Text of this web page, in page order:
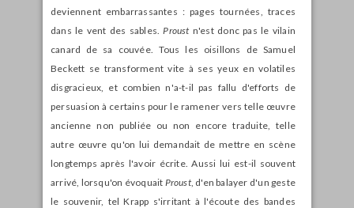
deviennent embarrassantes : pages tournées, traces
dans le vent des sables. Proust n'est donc pas le vilain
canard de sa couvée. Tous les oisillons de Samuel
Beckett se transforment vite à ses yeux en volatiles
disgracieux, et combien n'a-t-il pas fallu d'efforts de
persuasion à certains pour le ramener vers telle œuvre
ancienne non publiée ou non encore traduite, telle
autre œuvre qu'on lui demandait de mettre en scène
longtemps après l'avoir écrite. Aussi lui est-il souvent
arrivé, lorsqu'on évoquait Proust, d'en balayer d'un geste
le souvenir, tel Krapp s'irritant à l'écoute des bandes